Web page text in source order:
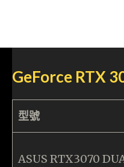
GeForce RTX
型號
ASUS RTX3070